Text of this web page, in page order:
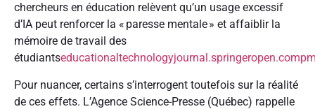
chercheurs en éducation relèvent qu’un usage excessif
d’IA peut renforcer la « paresse mentale » et affaiblir la
mémoire de travail des
étudiantseducationaltechnologyjournal.springeropen.com
Pour nuancer, certains s’interrogent toutefois sur la réalité
de ces effets. L’Agence Science-Presse (Québec) rappelle